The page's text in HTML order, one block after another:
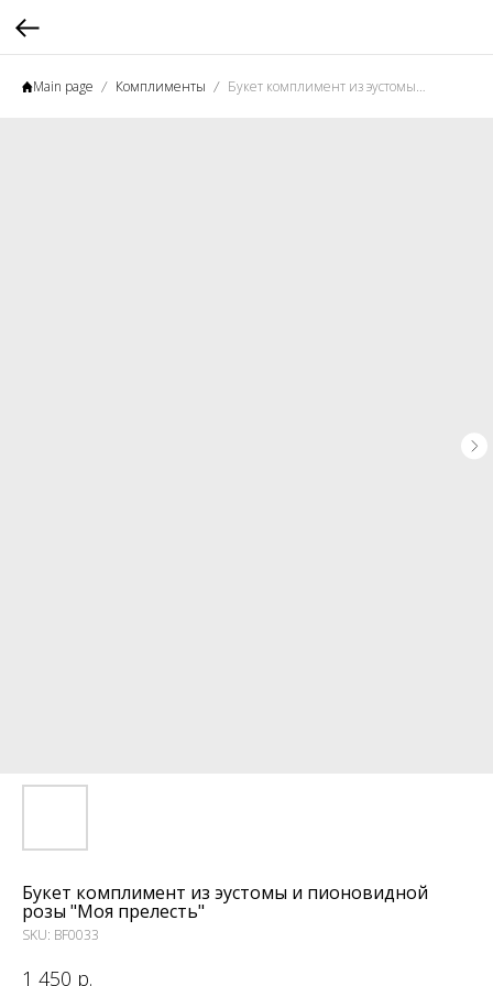
Main page Комплименты Букет комплимент из эустомы и пионовидной розы "Моя прелесть"
Букет комплимент из эустомы и пионовидной
розы "Моя прелесть"
SKU: BF0033
1 450 р.